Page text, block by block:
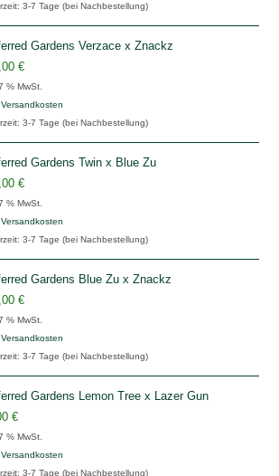
3-7 Tage (bei Nachbestellung)
Gardens Verzace x Znackz
€
% MwSt.
Versandkosten
3-7 Tage (bei Nachbestellung)
Gardens Twin x Blue Zu
€
% MwSt.
Versandkosten
3-7 Tage (bei Nachbestellung)
Gardens Blue Zu x Znackz
€
% MwSt.
Versandkosten
3-7 Tage (bei Nachbestellung)
Gardens Lemon Tree x Lazer Gun
€
% MwSt.
Versandkosten
3-7 Tage (bei Nachbestellung)